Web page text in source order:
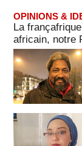
solutions
06/08/2026 -
La Corée du
la mer du Japon,
06/08/2026 -
Sénégal - Une
06/08/2026 -
SENEGAL -
06/08/2026 -
OPINIONS &
La
africain, notre